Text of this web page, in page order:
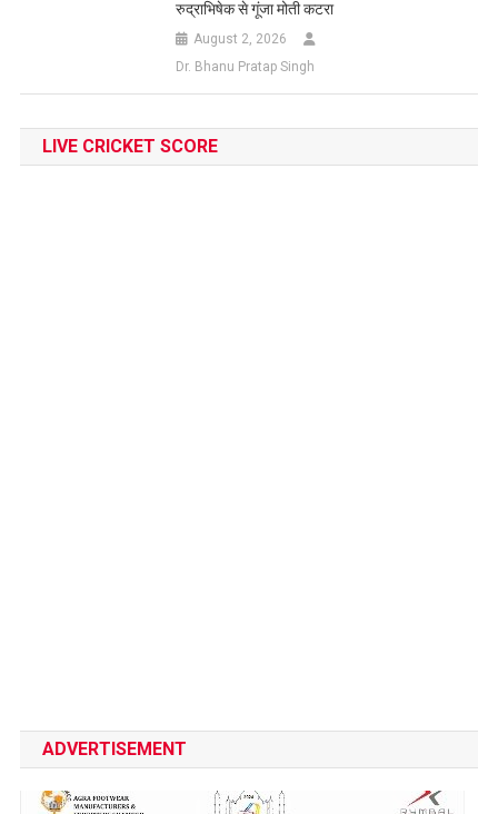
रुद्राभिषेक से गूंजा मोती कटरा
August 2, 2026
Dr. Bhanu Pratap Singh
LIVE CRICKET SCORE
ADVERTISEMENT